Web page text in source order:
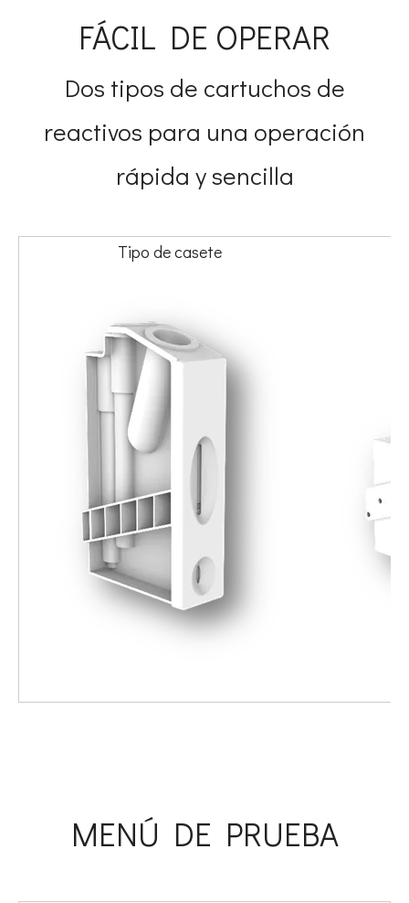
FÁCIL DE OPERAR
Dos tipos de cartuchos de
reactivos para una operación
rápida y sencilla
Tipo de casete
MENÚ DE PRUEBA